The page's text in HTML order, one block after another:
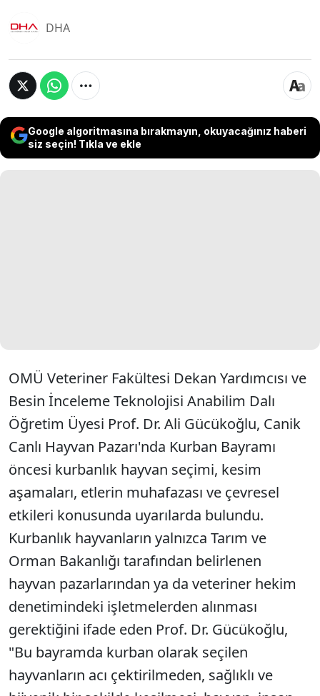
DHA
Google algoritmasına bırakmayın, okuyacağınız haberi
siz seçin! Tıkla ve ekle
OMÜ Veteriner Fakültesi Dekan Yardımcısı ve
Besin İnceleme Teknolojisi Anabilim Dalı
Öğretim Üyesi Prof. Dr. Ali Gücükoğlu, Canik
Canlı Hayvan Pazarı'nda Kurban Bayramı
öncesi kurbanlık hayvan seçimi, kesim
aşamaları, etlerin muhafazası ve çevresel
etkileri konusunda uyarılarda bulundu.
Kurbanlık hayvanların yalnızca Tarım ve
Orman Bakanlığı tarafından belirlenen
hayvan pazarlarından ya da veteriner hekim
denetimindeki işletmelerden alınması
gerektiğini ifade eden Prof. Dr. Gücükoğlu,
"Bu bayramda kurban olarak seçilen
hayvanların acı çektirilmeden, sağlıklı ve